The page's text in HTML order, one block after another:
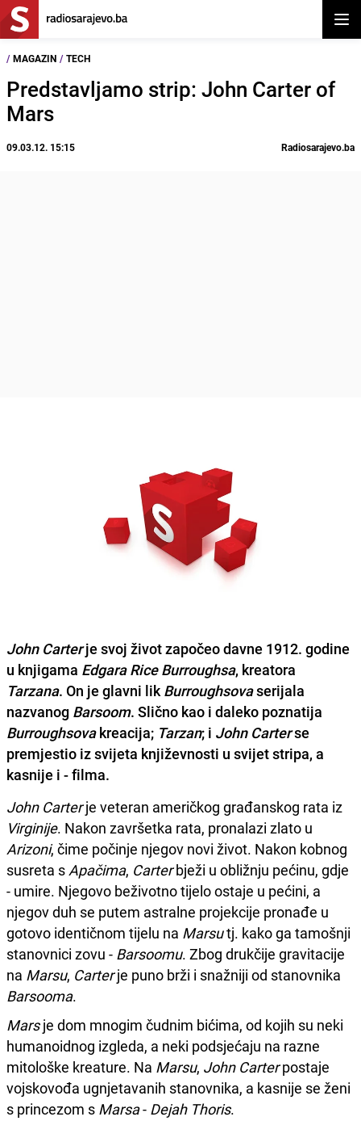
/ MAGAZIN / TECH
Predstavljamo strip: John Carter of
Mars
09.03.12. 15:15 Radiosarajevo.ba
John Carterje svoj život započeo davne 1912. godine
u knjigama Edgara Rice Burroughsa, kreatora
Tarzana. On je glavni lik Burroughsovaserijala
nazvanog Barsoom. Slično kao i daleko poznatija
Burroughsovakreacija; Tarzan; i John Carterse
premjestio iz svijeta književnosti u svijet stripa, a
kasnije i - filma.
John Carterje veteran američkog građanskog rata iz
Virginije. Nakon završetka rata, pronalazi zlato u
Arizoni, čime počinje njegov novi život. Nakon kobnog
susreta s Apačima, Carterbježi u obližnju pećinu, gdje
- umire. Njegovo beživotno tijelo ostaje u pećini, a
njegov duh se putem astralne projekcije pronađe u
gotovo identičnom tijelu na Marsutj. kako ga tamošnji
stanovnici zovu - Barsoomu. Zbog drukčije gravitacije
na Marsu, Carterje puno brži i snažniji od stanovnika
Barsooma.
Marsje dom mnogim čudnim bićima, od kojih su neki
humanoidnog izgleda, a neki podsjećaju na razne
mitološke kreature. Na Marsu, John Carterpostaje
vojskovođa ugnjetavanih stanovnika, a kasnije se ženi
s princezom s Marsa- Dejah Thoris.